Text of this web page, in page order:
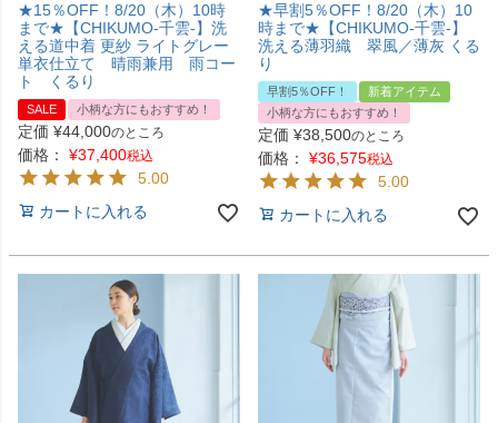
★15％OFF！8/20（木）10時
まで★【CHIKUMO-千雲-】洗
える道中着 更紗 ライトグレー
単衣仕立て 晴雨兼用 雨コー
ト くるり
SALE 小柄な方にもおすすめ！
定価 ¥44,000のところ
価格： ¥37,400税込
5.00
カートに入れる
★早割5％OFF！8/20（木）10
時まで★【CHIKUMO-千雲-】
洗える薄羽織 翠風／薄灰 くる
り
早割5％OFF！
新着アイテム
小柄な方にもおすすめ！
定価 ¥38,500のところ
価格： ¥36,575税込
5.00
カートに入れる